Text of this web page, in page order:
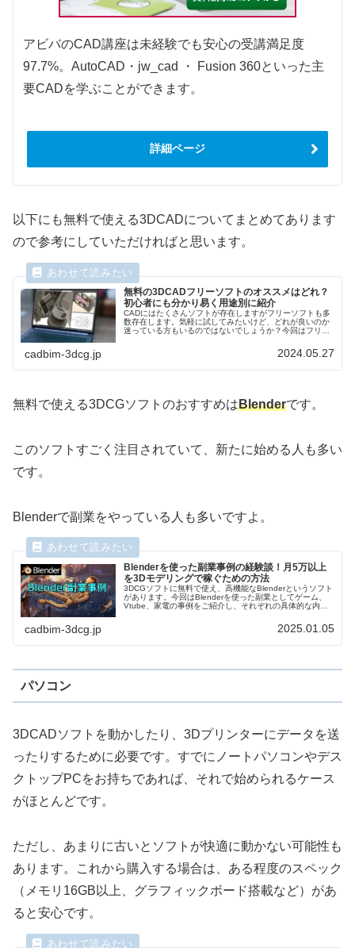
アビバのCAD講座は未経験でも安心の受講満足度
97.7%。AutoCAD・jw_cad ・ Fusion 360といった主
要CADを学ぶことができます。
詳細ページ
以下にも無料で使える3DCADについてまとめてあります
ので参考にしていただければと思います。
無料の3DCADフリーソフトのオススメはどれ？
初心者にも分かり易く用途別に紹介
CADにはたくさんソフトが存在しますがフリーソフトも多
数存在します。気軽に試してみたいけど、どれが良いのか
迷っている方もいるのではないでしょうか？今回はフリー
cadbim-3dcg.jp 2024.05.27
無料で使える3DCGソフトのおすすめはBlenderです。
このソフトすごく注目されていて、新たに始める人も多い
です。
Blenderで副業をやっている人も多いですよ。
Blenderを使った副業事例の経験談！月5万以上
を3Dモデリングで稼ぐための方法
3DCGソフトに無料で使え、高機能なBlenderというソフト
があります。今回はBlenderを使った副業としてゲーム、
Vtube、家電の事例をご紹介し、それぞれの具体的な内
てもらいました。Blenderを使った副業案件も多いので稼
cadbim-3dcg.jp 2025.01.05
パソコン
3DCADソフトを動かしたり、3Dプリンターにデータを送
ったりするために必要です。すでにノートパソコンやデス
クトップPCをお持ちであれば、それで始められるケース
がほとんどです。
ただし、あまりに古いとソフトが快適に動かない可能性も
あります。これから購入する場合は、ある程度のスペック
（メモリ16GB以上、グラフィックボード搭載など）があ
ると安心です。